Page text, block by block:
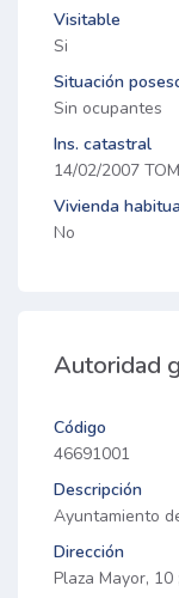
Visitable
Si
Situación
Sin ocupantes
Ins. catastral
14/02/2007
Vivienda
No
Autoridad
Código
46691001
Descripción
Ayuntamiento
Dirección
Plaza Mayor,